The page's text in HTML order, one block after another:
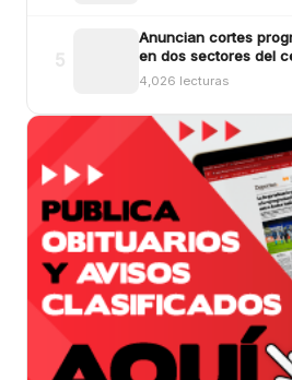
Anuncian cortes
en dos sectores del
este viernes
4,026 lecturas